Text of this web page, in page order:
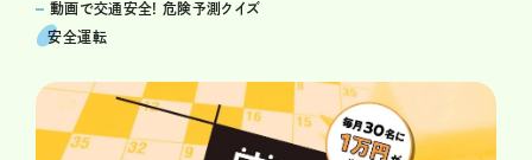
動画で交通安全! 危険予測クイズ
安全運転